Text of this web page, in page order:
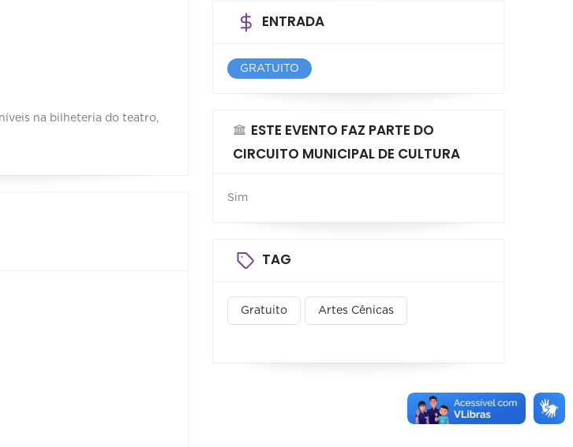
na bilheteria do teatro,
ENTRADA
GRATUITO
ESTE EVENTO FAZ PARTE DO
CIRCUITO MUNICIPAL DE CULTURA
Sim
TAG
Gratuito Artes Cênicas